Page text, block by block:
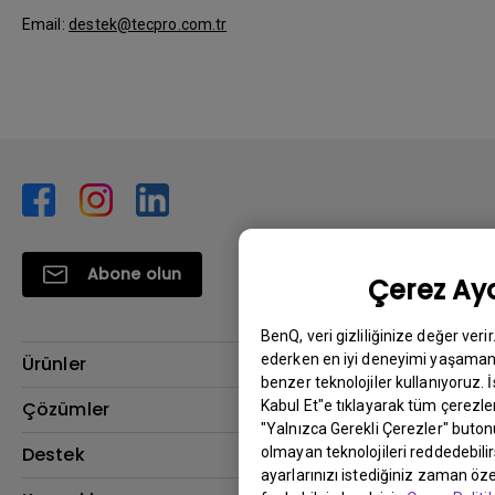
Çerez
BenQ, veri gizliliğinize değer
ederken en iyi deneyimi
benzer teknolojiler kullanıyoruz.
Kabul Et"e tıklayarak tüm
"Yalnızca Gerekli Çerezler"
olmayan teknolojileri
ayarlarınızı istediğiniz zaman
Email: destek@tecpro.com.tr
Abone olun
Ürünler
Projektör
Çözümler
BenQ AQCOLOR Elçisi
Destek